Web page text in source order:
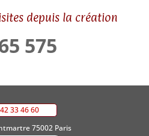
depuis la création
575
33 46 60
75002 Paris